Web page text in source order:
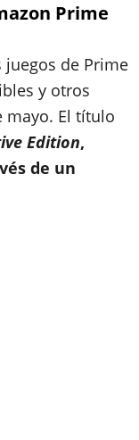
Prime
juegos de Prime
y otros
mayo. El título
Edition,
de un